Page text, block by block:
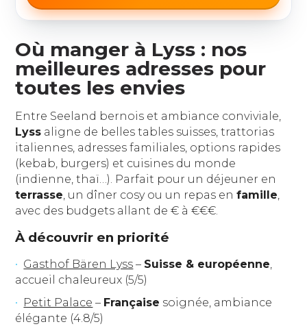
Où manger à Lyss : nos
meilleures adresses pour
toutes les envies
Entre Seeland bernois et ambiance conviviale,
Lyss aligne de belles tables suisses, trattorias
italiennes, adresses familiales, options rapides
(kebab, burgers) et cuisines du monde
(indienne, thaï…). Parfait pour un déjeuner en
terrasse, un dîner cosy ou un repas enfamille,
avec des budgets allant de € à €€€.
À découvrir en priorité
Gasthof Bären Lyss – Suisse & européenne,
accueil chaleureux (5/5)
Petit Palace – Française soignée, ambiance
élégante (4.8/5)